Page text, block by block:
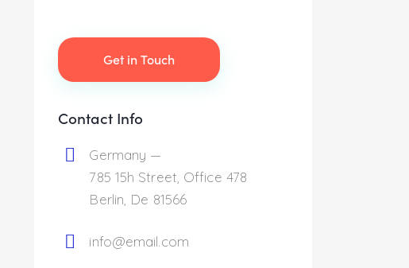
Contact Info
Germany —
785 15h Street, Office 478
Berlin, De 81566
info@email.com